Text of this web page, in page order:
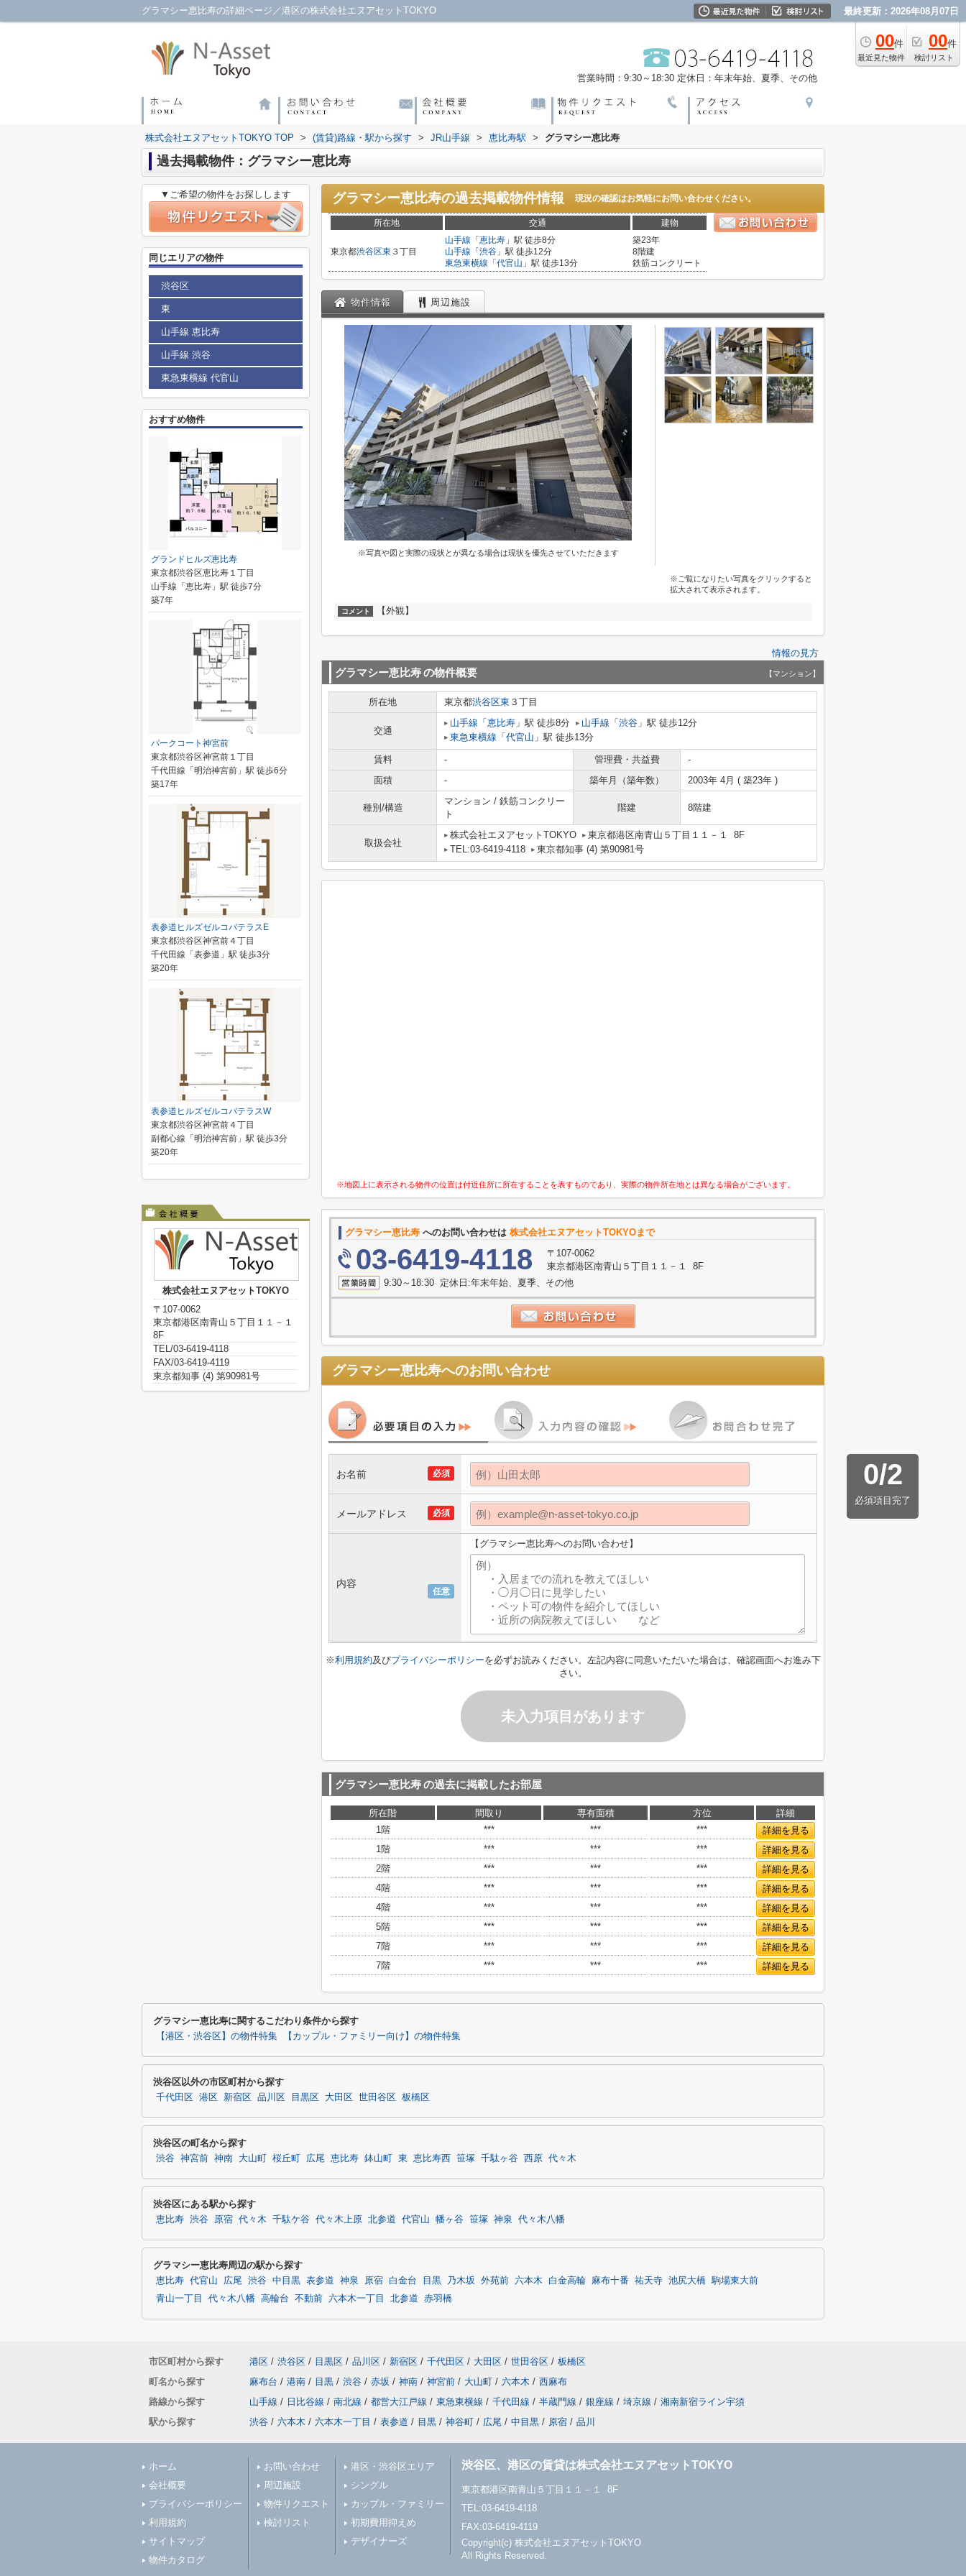
グラマシー恵比寿の詳細ページ／港区の株式会社エヌアセットTOKYO 最終更新：2026年08月07日
00件
最近見た物件
00件
検討リスト
営業時間：9:30～18:30 定休日：年末年始、夏季、その他
株式会社エヌアセットTOKYO TOP > (賃貸)路線・駅から探す > JR山手線 > 恵比寿駅 > グラマシー恵比寿
過去掲載物件：グラマシー恵比寿
グラマシー恵比寿の過去掲載物件情報 現況の確認はお気軽にお問い合わせください。
所在地 交通 建物
東京都渋谷区東 ３丁目
山手線 「 恵比寿 」駅 徒歩8分
山手線 「 渋谷 」駅 徒歩12分
東急東横線 「 代官山 」駅 徒歩13分
築23年
8階建
鉄筋コンクリート
物件情報 周辺施設
※写真や図と実際の現状とが異なる場合は現状を優先させていただきます
※ご覧になりたい写真をクリックすると
拡大されて表示されます。
コメント 【外観】
情報の見方
グラマシー恵比寿の物件概要 【マンション】
所在地 東京都渋谷区東 ３丁目
交通
山手線 「 恵比寿 」駅 徒歩8分 山手線 「 渋谷 」駅 徒歩12分
東急東横線 「 代官山 」駅 徒歩13分
賃料 - 管理費・共益費
-
面積
- 築年月（築年数） 2003年 4月 ( 築23年 )
種別/構造
マンション / 鉄筋コンクリー
ト
階建 8階建
取扱会社
株式会社エヌアセットTOKYO
東京都港区南青山５丁目１１－１ 8F
TEL:03-6419-4118
東京都知事 (4) 第90981号
※地図上に表示される物件の位置は付近住所に所在することを表すものであり、実際の物件所在地とは異なる場合がございます。
グラマシー恵比寿 へのお問い合わせは 株式会社エヌアセットTOKYOまで
03-6419-4118
〒107-0062
東京都港区南青山５丁目１１－１ 8F
9:30～18:30 定休日:年末年始、夏季、その他
グラマシー恵比寿へのお問い合わせ
0/2
必須項目完了
必須
お名前
必須
メールアドレス
任意
内容
【グラマシー恵比寿へのお問い合わせ】
※利用規約及びプライバシーポリシーを必ずお読みください。左記内容に同意いただいた場合は、確認画面へお進み下
さい。
未入力項目があります
グラマシー恵比寿の過去に掲載したお部屋
所在階 間取り 専有面積 方位
詳細
1階
*** *** ***
詳細を見る
1階
*** *** ***
詳細を見る
2階
*** *** ***
詳細を見る
4階
*** *** ***
詳細を見る
4階
*** *** ***
詳細を見る
5階
*** *** ***
詳細を見る
7階
*** *** ***
詳細を見る
7階
*** *** *** 詳細を見る
▼ご希望の物件をお探しします
同じエリアの物件
渋谷区
東
山手線 恵比寿
山手線 渋谷
東急東横線 代官山
おすすめ物件
グランドヒルズ恵比寿
東京都渋谷区恵比寿１丁目
山手線「恵比寿」駅 徒歩7分
築7年
パークコート神宮前
東京都渋谷区神宮前１丁目
千代田線「明治神宮前」駅 徒歩6分
築17年
表参道ヒルズゼルコバテラスE
東京都渋谷区神宮前４丁目
千代田線「表参道」駅 徒歩3分
築20年
表参道ヒルズゼルコバテラスW
東京都渋谷区神宮前４丁目
副都心線「明治神宮前」駅 徒歩3分
築20年
株式会社エヌアセットTOKYO
〒107-0062
東京都港区南青山５丁目１１－１
8F
TEL/03-6419-4118
FAX/03-6419-4119
東京都知事 (4) 第90981号
グラマシー恵比寿に関するこだわり条件から探す
【港区・渋谷区】の物件特集 【カップル・ファミリー向け】の物件特集
渋谷区以外の市区町村から探す
千代田区 港区 新宿区 品川区 目黒区 大田区 世田谷区 板橋区
渋谷区の町名から探す
渋谷 神宮前 神南 大山町 桜丘町 広尾 恵比寿 鉢山町 東 恵比寿西 笹塚 千駄ヶ谷 西原 代々木
渋谷区にある駅から探す
恵比寿 渋谷 原宿 代々木 千駄ケ谷 代々木上原 北参道 代官山 幡ヶ谷 笹塚 神泉 代々木八幡
グラマシー恵比寿周辺の駅から探す
恵比寿 代官山 広尾 渋谷 中目黒 表参道 神泉 原宿 白金台 目黒 乃木坂 外苑前 六本木 白金高輪 麻布十番 祐天寺 池尻大橋 駒場東大前
青山一丁目
代々木八幡 高輪台 不動前 六本木一丁目 北参道 赤羽橋
市区町村から探す 港区 / 渋谷区 / 目黒区 / 品川区 / 新宿区 / 千代田区 / 大田区 / 世田谷区 / 板橋区
町名から探す
麻布台 / 港南 / 目黒 / 渋谷 / 赤坂 / 神南 / 神宮前 / 大山町 / 六本木 / 西麻布
路線から探す
山手線 / 日比谷線 / 南北線 / 都営大江戸線 / 東急東横線 / 千代田線 / 半蔵門線 / 銀座線 / 埼京線 / 湘南新宿ライン宇須
駅から探す
渋谷 / 六本木 / 六本木一丁目 / 表参道 / 目黒 / 神谷町 / 広尾 / 中目黒 / 原宿 / 品川
ホーム
会社概要
プライバシーポリシー
利用規約
サイトマップ
物件カタログ
お問い合わせ
周辺施設
物件リクエスト
検討リスト
港区・渋谷区エリア
シングル
カップル・ファミリー
初期費用抑えめ
デザイナーズ
渋谷区、港区の賃貸は株式会社エヌアセットTOKYO
東京都港区南青山５丁目１１－１ 8F
TEL:03-6419-4118
FAX:03-6419-4119
Copyright(c) 株式会社エヌアセットTOKYO
All Rights Reserved.